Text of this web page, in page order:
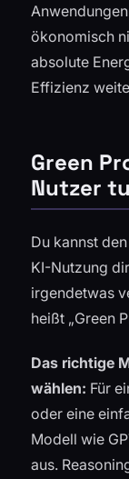
ökonomisch
absolute
Effizienz
Green
Nutzer
Du kannst
KI-Nutzung
irgendetwas
heißt „Green
Das richtige
wählen: Für
oder eine
Modell wie
aus.